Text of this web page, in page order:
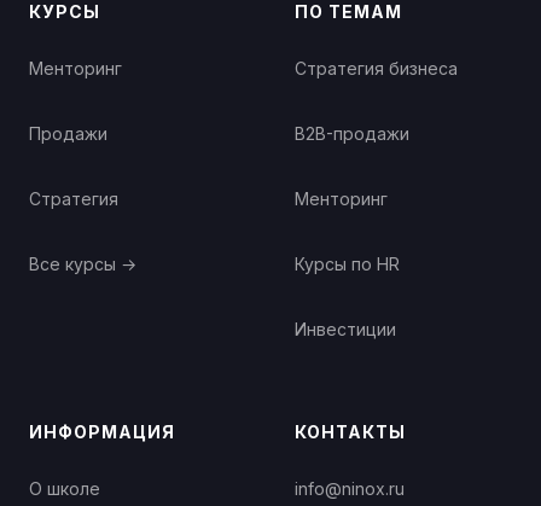
КУРСЫ
Менторинг
Продажи
Стратегия
Все курсы →
ПО ТЕМАМ
Стратегия бизнеса
B2B-продажи
Менторинг
Курсы по HR
Инвестиции
ИНФОРМАЦИЯ
О школе
КОНТАКТЫ
info@ninox.ru